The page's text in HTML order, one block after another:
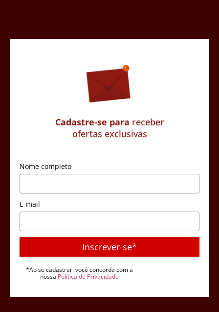
Cadastre-se para receber
ofertas exclusivas
Nome completo
E-mail
Inscrever-se*
*Ao se cadastrar, você concorda com a
nossa Política de Privacidade